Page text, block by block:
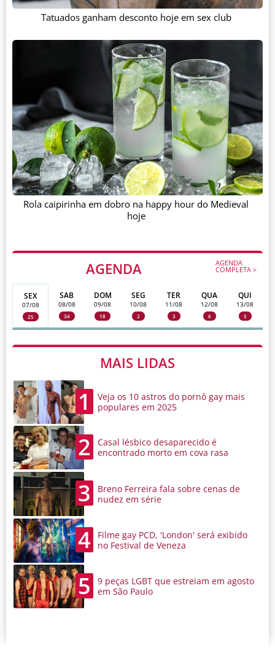
Tatuados ganham desconto hoje em sex club
Rola caipirinha em dobro na happy hour do Medieval
hoje
AGENDA AGENDA
COMPLETA >
SEX
07/08
25
SAB
08/08
34
DOM
09/08
18
SEG
10/08
2
TER
11/08
3
QUA
12/08
6
QUI
13/08
5
MAIS LIDAS
1
Veja os 10 astros do pornô gay mais
populares em 2025
2
Casal lésbico desaparecido é
encontrado morto em cova rasa
3
Breno Ferreira fala sobre cenas de
nudez em série
4
Filme gay PCD, 'London' será exibido
no Festival de Veneza
5
9 peças LGBT que estreiam em agosto
em São Paulo